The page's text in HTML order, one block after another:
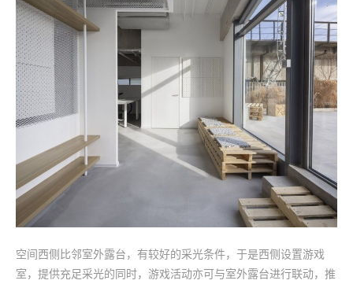
空间西侧比邻室外露台，有较好的采光条件，于是西侧设置游戏
室，提供充足采光的同时，游戏活动亦可与室外露台进行联动，推